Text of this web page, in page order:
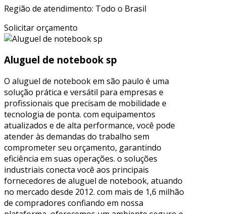
Região de atendimento: Todo o Brasil
Solicitar orçamento
Aluguel de notebook sp
O aluguel de notebook em são paulo é uma
solução prática e versátil para empresas e
profissionais que precisam de mobilidade e
tecnologia de ponta. com equipamentos
atualizados e de alta performance, você pode
atender às demandas do trabalho sem
comprometer seu orçamento, garantindo
eficiência em suas operações. o soluções
industriais conecta você aos principais
fornecedores de aluguel de notebook, atuando
no mercado desde 2012. com mais de 1,6 milhão
de compradores confiando em nossa